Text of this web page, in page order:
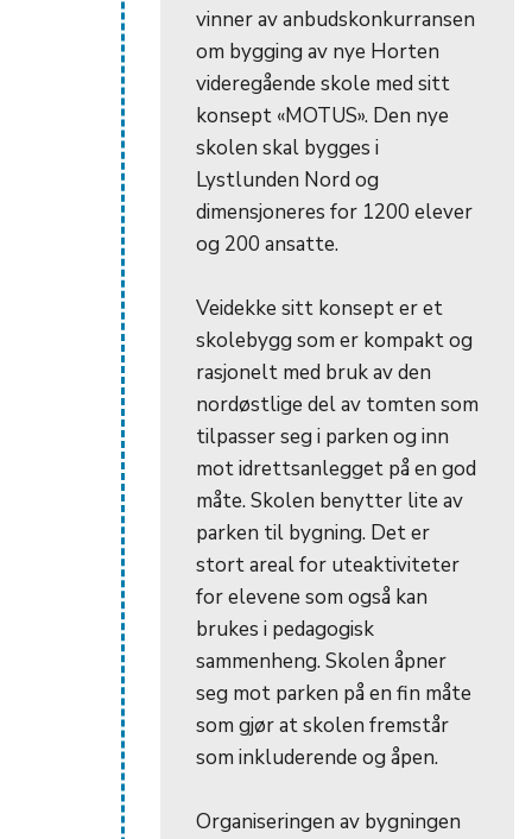
vinner av anbudskonkurransen
om bygging av nye Horten
videregående skole med sitt
konsept «MOTUS». Den nye
skolen skal bygges i
Lystlunden Nord og
dimensjoneres for 1200 elever
og 200 ansatte.
Veidekke sitt konsept er et
skolebygg som er kompakt og
rasjonelt med bruk av den
nordøstlige del av tomten som
tilpasser seg i parken og inn
mot idrettsanlegget på en god
måte. Skolen benytter lite av
parken til bygning. Det er
stort areal for uteaktiviteter
for elevene som også kan
brukes i pedagogisk
sammenheng. Skolen åpner
seg mot parken på en fin måte
som gjør at skolen fremstår
som inkluderende og åpen.
Organiseringen av bygningen